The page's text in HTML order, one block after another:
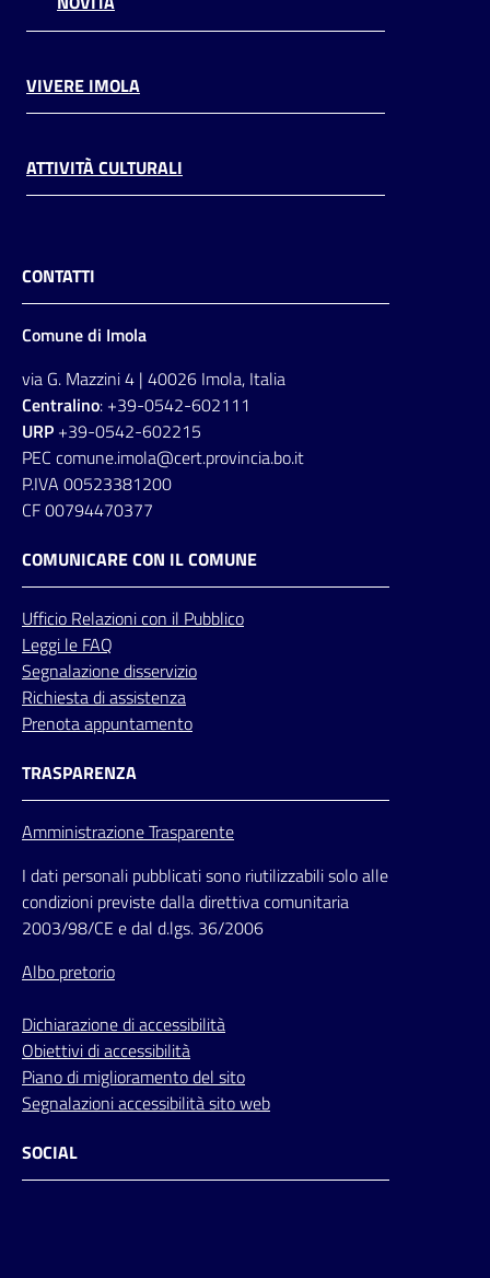
VIVERE IMOLA
ATTIVITÀ CULTURALI
CONTATTI
Comune di Imola
via G. Mazzini 4 | 40026 Imola, Italia
Centralino: +39-0542-602111
URP +39-0542-602215
PEC comune.imola@cert.provincia.bo.it
P.IVA 00523381200
CF 00794470377
COMUNICARE CON IL COMUNE
Ufficio Relazionicon il Pubblico
Leggi le FAQ
Segnalazione disservizio
Richiesta di assistenza
Prenota appuntamento
TRASPARENZA
Amministrazione Trasparente
I dati personali pubblicati sono riutilizzabili solo alle
condizioni previste dalla direttiva comunitaria
2003/98/CE e dal d.lgs. 36/2006
Albo pretorio
Dichiarazione di accessibilità
Obiettivi di accessibilità
Piano di miglioramento del sito
Segnalazioni accessibilità sito web
SOCIAL